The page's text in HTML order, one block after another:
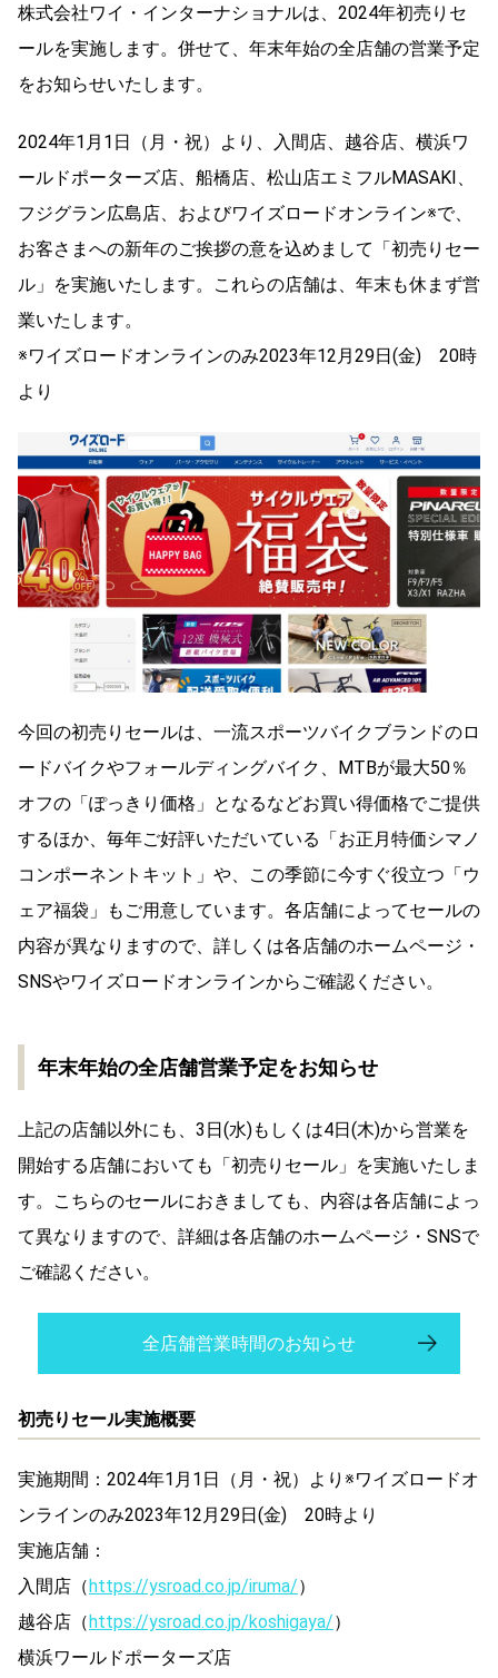
株式会社ワイ・インターナショナルは、2024年初売りセ
ールを実施します。併せて、年末年始の全店舗の営業予定
をお知らせいたします。
2024年1月1日（月・祝）より、入間店、越谷店、横浜ワ
ールドポーターズ店、船橋店、松山店エミフルMASAKI、
フジグラン広島店、およびワイズロードオンライン※で、
お客さまへの新年のご挨拶の意を込めまして「初売りセー
ル」を実施いたします。これらの店舗は、年末も休まず営
業いたします。
※ワイズロードオンラインのみ2023年12月29日(金) 20時
より
今回の初売りセールは、一流スポーツバイクブランドのロ
ードバイクやフォールディングバイク、MTBが最大50％
オフの「ぽっきり価格」となるなどお買い得価格でご提供
するほか、毎年ご好評いただいている「お正月特価シマノ
コンポーネントキット」や、この季節に今すぐ役立つ「ウ
ェア福袋」もご用意しています。各店舗によってセールの
内容が異なりますので、詳しくは各店舗のホームページ・
SNSやワイズロードオンラインからご確認ください。
年末年始の全店舗営業予定をお知らせ
上記の店舗以外にも、3日(水)もしくは4日(木)から営業を
開始する店舗においても「初売りセール」を実施いたしま
す。こちらのセールにおきましても、内容は各店舗によっ
て異なりますので、詳細は各店舗のホームページ・SNSで
ご確認ください。
全店舗営業時間のお知らせ
初売りセール実施概要
実施期間：2024年1月1日（月・祝）より※ワイズロードオ
ンラインのみ2023年12月29日(金) 20時より
実施店舗：
入間店（https://ysroad.co.jp/iruma/）
越谷店（https://ysroad.co.jp/koshigaya/）
横浜ワールドポーターズ店